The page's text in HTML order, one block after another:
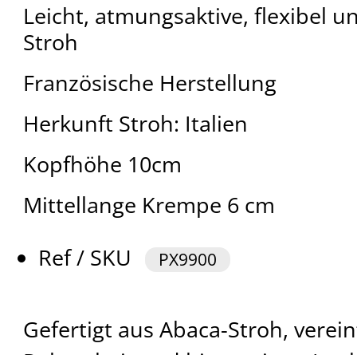
Leicht, atmungsaktive, flexibel
Stroh
Französische Herstellung
Herkunft Stroh: Italien
Kopfhöhe 10cm
Mittellange Krempe 6 cm
Ref / SKU
PX9900
Gefertigt aus Abaca-Stroh,